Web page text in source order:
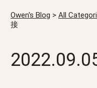
Owen's Blog > All
接